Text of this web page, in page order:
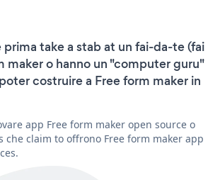
take a stab at un fai-da-te (fai
maker o hanno un "computer guru"
costruire a Free form maker in
app Free form maker open source o
che claim to offrono Free form maker app